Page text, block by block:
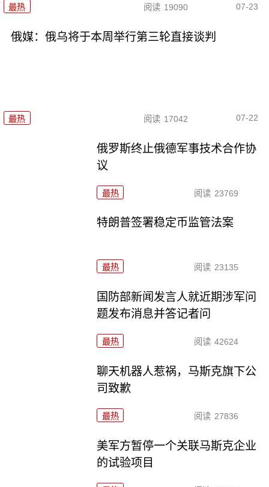
最热 阅读 19090 07-23
俄媒：俄乌将于本周举行第三轮直接谈判
最热 阅读 17042 07-22
俄罗斯终止俄德军事技术合作协
议
最热 阅读 23769
特朗普签署稳定币监管法案
最热 阅读 23135
国防部新闻发言人就近期涉军问
题发布消息并答记者问
最热 阅读 42624
聊天机器人惹祸，马斯克旗下公
司致歉
最热 阅读 27836
美军方暂停一个关联马斯克企业
的试验项目